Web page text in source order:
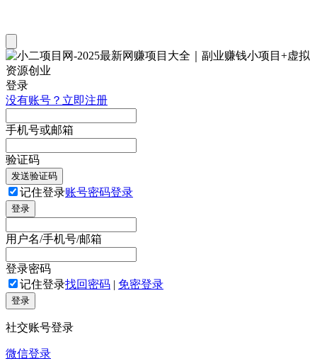
登录
没有账号？立即注册
手机号或邮箱
验证码
发送验证码
记住登录账号密码登录
登录
用户名/手机号/邮箱
登录密码
记住登录找回密码 | 免密登录
登录
社交账号登录
微信登录